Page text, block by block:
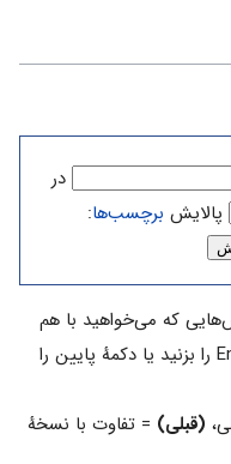
در
پالایش برچسب‌ها:
که می‌خواهید با هم
مقایسه کنید را علامت بزنید و دکمهٔ Enter را بزنید یا دکمهٔ پایین را
(قبلی) = تفاوت با نسخهٔ